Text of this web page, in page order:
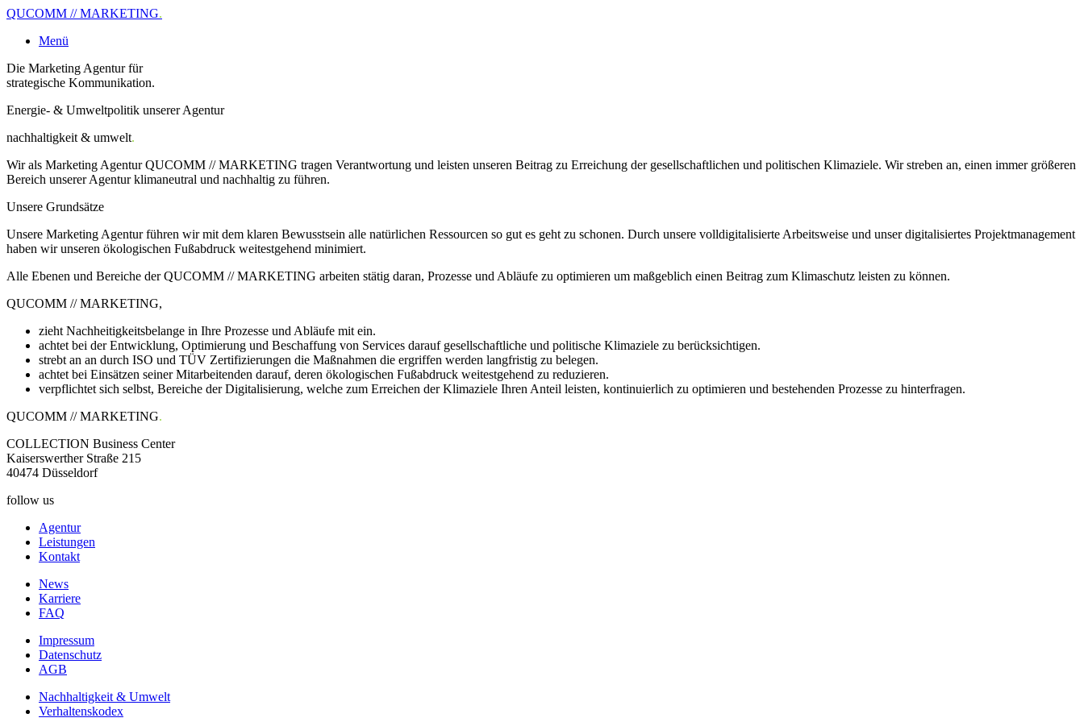
QUCOMM // MARKETING.
Menü
Die Marketing Agentur für
strategische Kommunikation.
Energie- & Umweltpolitik unserer Agentur
nachhaltigkeit & umwelt.
Wir als Marketing Agentur QUCOMM // MARKETING tragen Verantwortung und leisten unseren Beitrag zu Erreichung der gesellschaftlichen und politischen Klimaziele. Wir streben an, einen immer größeren
Bereich unserer Agentur klimaneutral und nachhaltig zu führen.
Unsere Grundsätze
Unsere Marketing Agentur führen wir mit dem klaren Bewusstsein alle natürlichen Ressourcen so gut es geht zu schonen. Durch unsere volldigitalisierte Arbeitsweise und unser digitalisiertes Projektmanagement
haben wir unseren ökologischen Fußabdruck weitestgehend minimiert.
Alle Ebenen und Bereiche der QUCOMM // MARKETING arbeiten stätig daran, Prozesse und Abläufe zu optimieren um maßgeblich einen Beitrag zum Klimaschutz leisten zu können.
QUCOMM // MARKETING,
zieht Nachheitigkeitsbelange in Ihre Prozesse und Abläufe mit ein.
achtet bei der Entwicklung, Optimierung und Beschaffung von Services darauf gesellschaftliche und politische Klimaziele zu berücksichtigen.
strebt an an durch ISO und TÜV Zertifizierungen die Maßnahmen die ergriffen werden langfristig zu belegen.
achtet bei Einsätzen seiner Mitarbeitenden darauf, deren ökologischen Fußabdruck weitestgehend zu reduzieren.
verpflichtet sich selbst, Bereiche der Digitalisierung, welche zum Erreichen der Klimaziele Ihren Anteil leisten, kontinuierlich zu optimieren und bestehenden Prozesse zu hinterfragen.
QUCOMM // MARKETING.
COLLECTION Business Center
Kaiserswerther Straße 215
40474 Düsseldorf
follow us
Agentur
Leistungen
Kontakt
News
Karriere
FAQ
Impressum
Datenschutz
AGB
Nachhaltigkeit & Umwelt
Verhaltenskodex